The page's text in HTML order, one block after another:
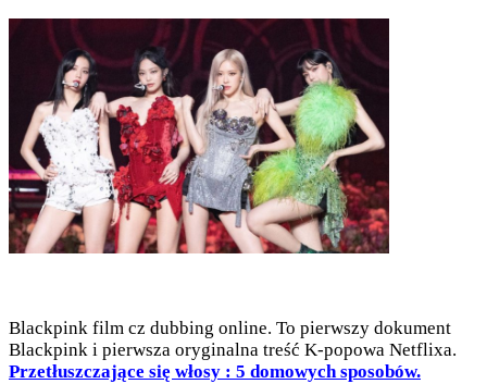
Blackpink film cz dubbing online. To pierwszy dokument
Blackpink i pierwsza oryginalna treść K-popowa Netflixa.
Przetłuszczające się włosy : 5 domowych sposobów.